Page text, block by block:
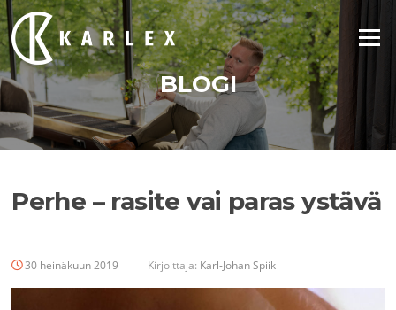
Siirry
suoraan
sisältöön
Valikko
BLOGI
Perhe – rasite vai paras ystävä
30 heinäkuun 2019 Kirjoittaja: Karl-Johan Spiik